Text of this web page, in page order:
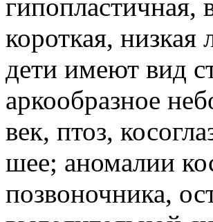
гипопластичная,
короткая, низкая
дети имеют вид
аркообразное
век, птоз,
шее; аномалии
позвоночника,